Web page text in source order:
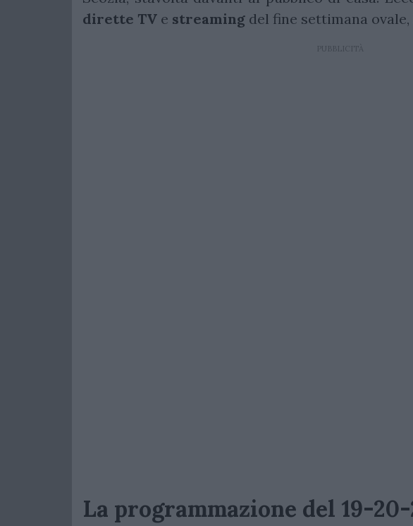
dirette TV e streaming del fine settimana ovale,
La programmazione del 19-